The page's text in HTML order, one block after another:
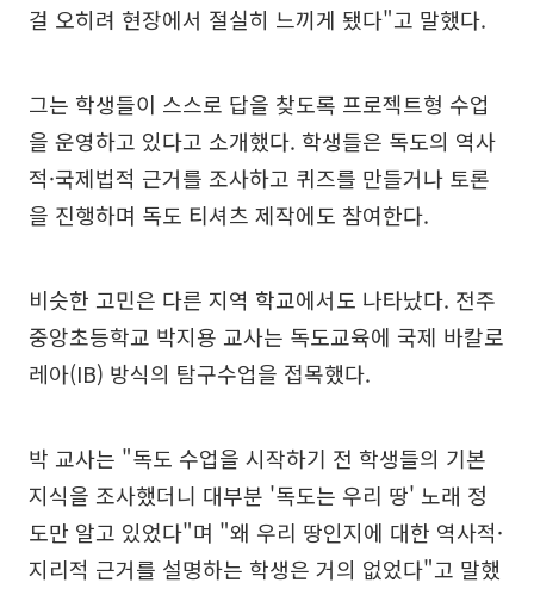
걸 오히려 현장에서 절실히 느끼게 됐다"고 말했다.
그는 학생들이 스스로 답을 찾도록 프로젝트형 수업
을 운영하고 있다고 소개했다. 학생들은 독도의 역사
적·국제법적 근거를 조사하고 퀴즈를 만들거나 토론
을 진행하며 독도 티셔츠 제작에도 참여한다.
비슷한 고민은 다른 지역 학교에서도 나타났다. 전주
중앙초등학교 박지용 교사는 독도교육에 국제 바칼로
레아(IB) 방식의 탐구수업을 접목했다.
박 교사는 "독도 수업을 시작하기 전 학생들의 기본
지식을 조사했더니 대부분 '독도는 우리 땅' 노래 정
도만 알고 있었다"며 "왜 우리 땅인지에 대한 역사적·
지리적 근거를 설명하는 학생은 거의 없었다"고 말했